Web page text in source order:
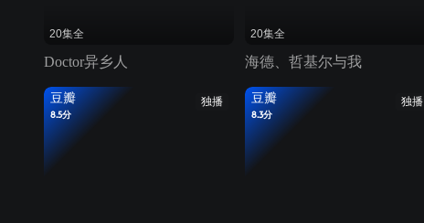
20集全
Doctor异乡人
20集全
海德、哲基尔与我
独播
豆瓣
8.5分
独播
豆瓣
8.3分